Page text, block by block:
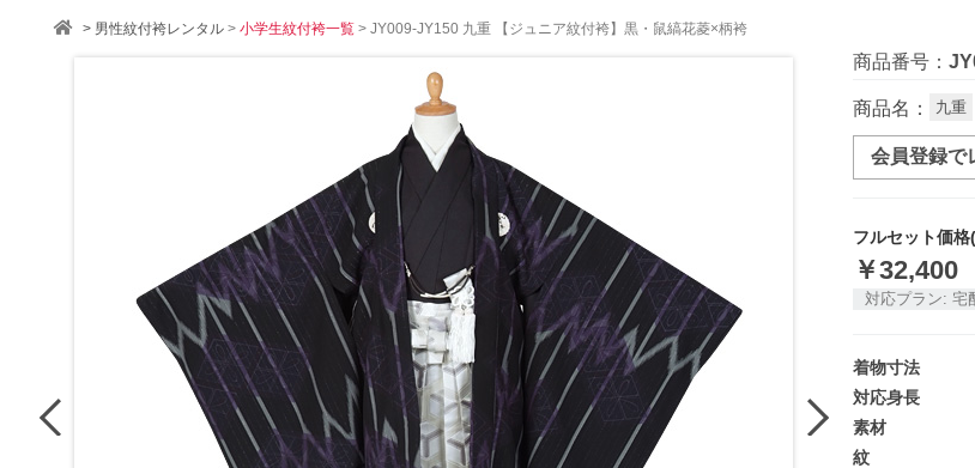
> 男性紋付袴レンタル> 小学生紋付袴一覧> JY009-JY150 九重 【ジュニア紋付袴】黒・鼠縞花菱×柄袴
商品番号：
商品名： 九重
会員登録で
フルセット価格
￥32,400
対応プラン: 宅
着物寸法
対応身長
素材
紋